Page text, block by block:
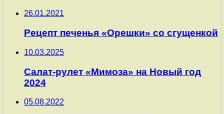
26.01.2021
Рецепт печенья «Орешки» со сгущенкой
10.03.2025
Салат-рулет «Мимоза» на Новый год
2024
05.08.2022